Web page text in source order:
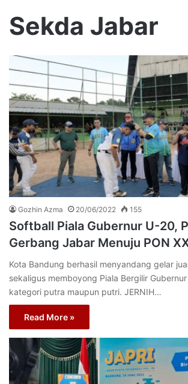
Sekda Jabar
Gozhin Azma 20/06/2022 155
Softball Piala Gubernur U-20,
Gerbang Jabar Menuju PON
Kota Bandung berhasil menyandang gelar
sekaligus memboyong Piala Bergilir
kategori putra maupun putri. JERNIH…
Read More »